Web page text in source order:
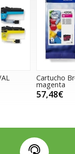
Cartucho Brother